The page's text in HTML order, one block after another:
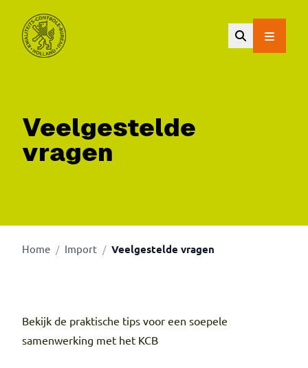
Veelgestelde
vragen
Home / Import / Veelgestelde vragen
Bekijk de praktische tips voor een soepele
samenwerking met het KCB